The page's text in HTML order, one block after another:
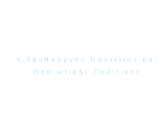
τ.Υφυπουργός Ναυτιλίας και
Νησιωτικής Πολιτικής